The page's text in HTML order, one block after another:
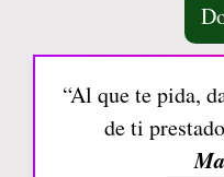
“Al que te pida,
de ti